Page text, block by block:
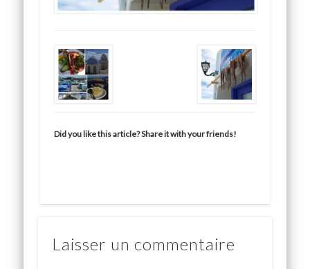
Did you like this article? Share it with your friends!
Laisser un commentaire